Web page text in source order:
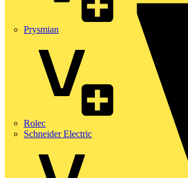
Prysmian
Rolec
Schneider Electric